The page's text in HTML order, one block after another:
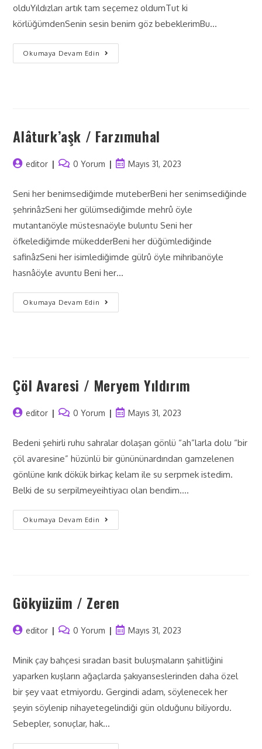
olduYıldızları artık tam seçemez oldumTut ki
körlüğümdenSenin sesin benim göz bebeklerimBu…
Okumaya Devam Edin
Alâturk’aşk / Farzımuhal
editor 0 Yorum Mayıs 31, 2023
Seni her benimsediğimde muteberBeni her senimsediğinde
şehrinâzSeni her gülümsediğimde mehrû öyle
mutantanöyle müstesnaöyle buluntu Seni her
öfkelediğimde mükedderBeni her düğümlediğinde
safinâzSeni her isimlediğimde gülrû öyle mihribanöyle
hasnâöyle avuntu Beni her…
Okumaya Devam Edin
Çöl Avaresi / Meryem Yıldırım
editor 0 Yorum Mayıs 31, 2023
Bedeni şehirli ruhu sahralar dolaşan gönlü “ah”larla dolu “bir
çöl avaresine” hüzünlü bir günününardından gamzelenen
gönlüne kırık dökük birkaç kelam ile su serpmek istedim.
Belki de su serpilmeyeihtiyacı olan bendim.…
Okumaya Devam Edin
Gökyüzüm / Zeren
editor 0 Yorum Mayıs 31, 2023
Minik çay bahçesi sıradan basit buluşmaların şahitliğini
yaparken kuşların ağaçlarda şakıyanseslerinden daha özel
bir şey vaat etmiyordu. Gergindi adam, söylenecek her
şeyin söylenip nihayetegelindiği gün olduğunu biliyordu.
Sebepler, sonuçlar, hak…